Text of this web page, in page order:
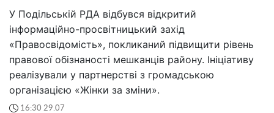
У Подільській РДА відбувся відкритий
інформаційно-просвітницький захід
«Правосвідомість», покликаний підвищити рівень
правової обізнаності мешканців району. Ініціативу
реалізували у партнерстві з громадською
організацією «Жінки за зміни».
16:30 29.07